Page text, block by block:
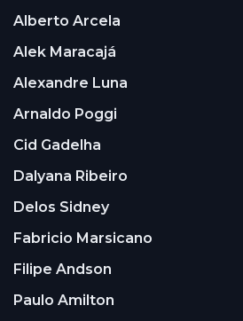
Alberto Arcela
Alek Maracajá
Alexandre Luna
Arnaldo Poggi
Cid Gadelha
Dalyana Ribeiro
Delos Sidney
Fabricio Marsicano
Filipe Andson
Paulo Amilton